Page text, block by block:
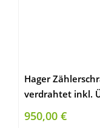
Hager
verdrahtet inkl.
950,00 €